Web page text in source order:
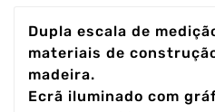
Dupla escala de
materiais de
madeira.
Ecrã iluminado com